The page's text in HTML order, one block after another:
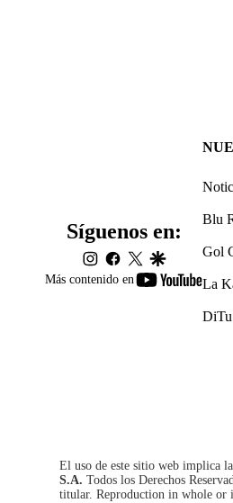
Más contenido en
Síguenos en:
instagram
facebook
twittergoogle
Blu
Gol
La
DiTu
El uso de este sitio web implica
S.A. Todos los Derechos
titular. Reproduction in whole or